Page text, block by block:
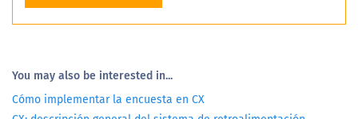
You may also be interested in...
Cómo implementar la encuesta en CX